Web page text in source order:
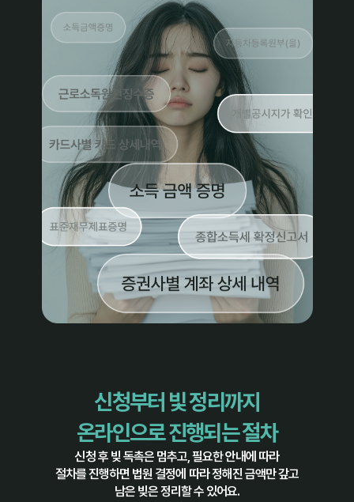
신청부터 빛 정리까지
온라인으로 진행되는 절차
신청 후 빚 독촉은 멈추고, 필요한 안내에 따라
절차를 진행하면 법원 결정에 따라 정해진 금액만 갚고
남은 빚은 정리할 수 있어요.